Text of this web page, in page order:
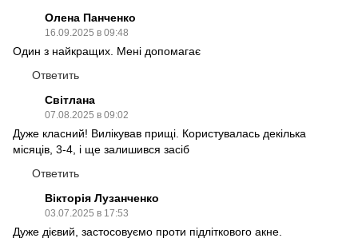
Олена Панченко
16.09.2025 в 09:48
Один з найкращих. Мені допомагає
Ответить
Світлана
07.08.2025 в 09:02
Дуже класний! Вилікував прищі. Користувалась декілька
місяців, 3-4, і ще залишився засіб
Ответить
Вікторія Лузанченко
03.07.2025 в 17:53
Дуже дієвий, застосовуємо проти підліткового акне.